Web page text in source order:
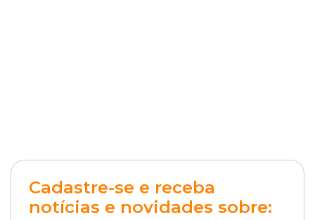
Cadastre-se e receba
notícias e novidades sobre: